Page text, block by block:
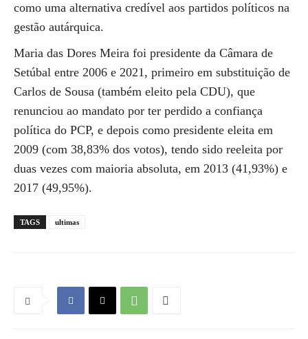
como uma alternativa credível aos partidos políticos na
gestão autárquica.
Maria das Dores Meira foi presidente da Câmara de
Setúbal entre 2006 e 2021, primeiro em substituição de
Carlos de Sousa (também eleito pela CDU), que
renunciou ao mandato por ter perdido a confiança
política do PCP, e depois como presidente eleita em
2009 (com 38,83% dos votos), tendo sido reeleita por
duas vezes com maioria absoluta, em 2013 (41,93%) e
2017 (49,95%).
TAGS ultimas